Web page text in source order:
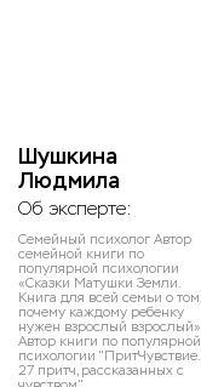
Шушкина
Людмила
Об эксперте:
Семейный психолог Автор
семейной книги по
популярной психологии
«Сказки Матушки Земли.
Книга для всей семьи о том,
почему каждому ребенку
нужен взрослый взрослый»
Автор книги по популярной
психологии "ПритЧувствие.
27 притч, рассказанных с